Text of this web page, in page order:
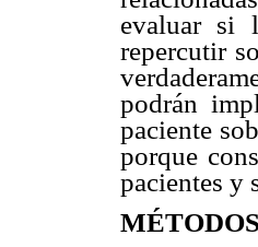
evaluar si
repercutir
podrán
paciente
porque
pacientes y
MÉTODOS